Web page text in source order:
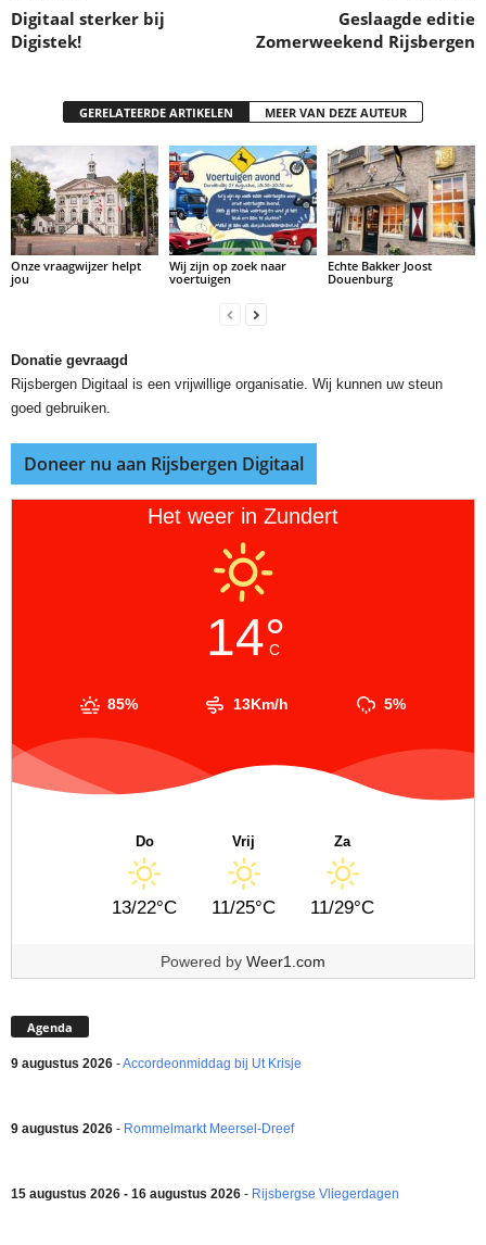
Digitaal sterker bij
Digistek!
Geslaagde editie
Zomerweekend Rijsbergen
GERELATEERDE ARTIKELEN MEER VAN DEZE AUTEUR
Onze vraagwijzer helpt
jou
Wij zijn op zoek naar
voertuigen
Echte Bakker Joost
Douenburg
Donatie gevraagd
Rijsbergen Digitaal is een vrijwillige organisatie. Wij kunnen uw steun
goed gebruiken.
Doneer nu aan Rijsbergen Digitaal
Het weer in Zundert
14°
C
85% 13Km/h 5%
Do
13/22°C
Vrij
11/25°C
Za
11/29°C
Powered by Weer1.com
Agenda
9 augustus 2026 -Accordeonmiddag bij Ut Krisje
9 augustus 2026 - Rommelmarkt Meersel-Dreef
15 augustus 2026 - 16 augustus 2026 - Rijsbergse Vliegerdagen